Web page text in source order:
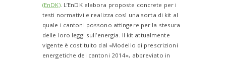
(EnDK). L’EnDK elabora proposte concrete per i
testi normativi e realizza così una sorta di kit al
quale i cantoni possono attingere per la stesura
delle loro leggi sull’energia. Il kit attualmente
vigente è costituito dal «Modello di prescrizioni
energetiche dei cantoni 2014», abbreviato in